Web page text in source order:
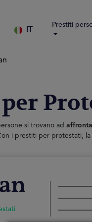
Prestiti
si trovano ad
i prestiti per protestati,